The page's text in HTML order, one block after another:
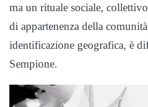
ma un rituale sociale,
di appartenenza della
identificazione geografica, è
Sempione.